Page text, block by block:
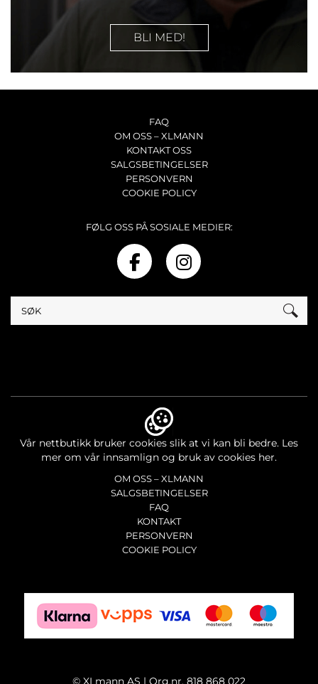
BLI MED!
FAQ
OM OSS – XLMANN
KONTAKT OSS
SALGSBETINGELSER
PERSONVERN
COOKIE POLICY
FØLG OSS PÅ SOSIALE MEDIER:
Vår nettbutikk bruker cookies slik at vi kan bli bedre. Les
mer om vår innsamlign og bruk av cookies her.
OM OSS – XLMANN
SALGSBETINGELSER
FAQ
KONTAKT
PERSONVERN
COOKIE POLICY
© XLmann AS | Org.nr. 818 868 022